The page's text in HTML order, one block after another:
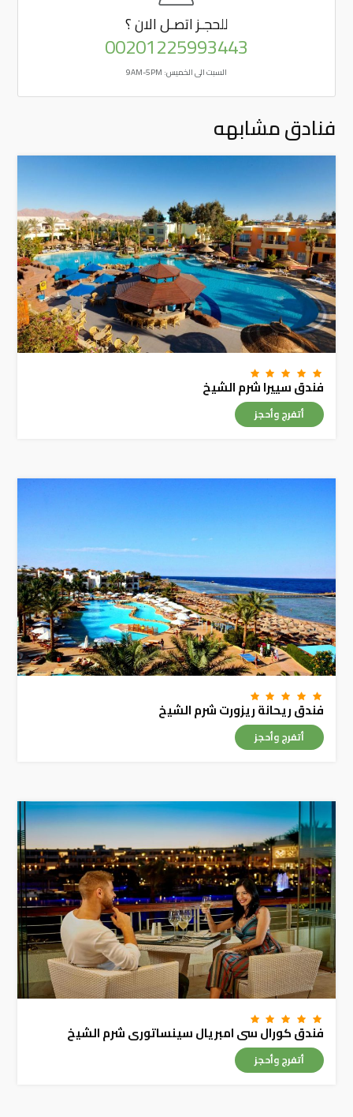
للحجـزاتصـل الان ؟
00201225993443
السبت الى الخميس: 9AM-5PM
فنادق مشابهه
فندق سييرا شرم الشيخ
أتفرج وأحجز
فندق ريحانة ريزورت شرم الشيخ
أتفرج وأحجز
فندق كورال سى امبريال سينساتورى شرم الشيخ
أتفرج وأحجز